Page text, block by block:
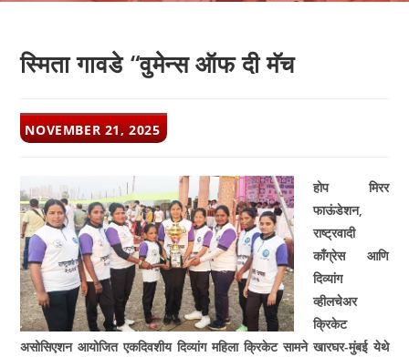
स्मिता गावडे “वुमेन्स ऑफ दी मॅच
POST
PUBLISHED:
NOVEMBER 21, 2025
होप मिरर
फाऊंडेशन,
राष्ट्रवादी
काँग्रेस आणि
दिव्यांग
व्हीलचेअर
क्रिकेट
असोसिएशन आयोजित एकदिवशीय दिव्यांग महिला क्रिकेट सामने खारघर-मुंबई येथे